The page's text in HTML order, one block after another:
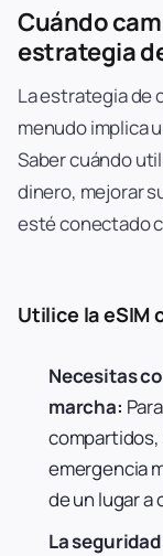
Cuándo
estrategia
La estrategia de
menudo implica
Saber cuándo
dinero, mejorar
esté conectado
Utilice la eSIM
Necesitas
marcha:
compartidos,
emergencia
de un lugar a
La